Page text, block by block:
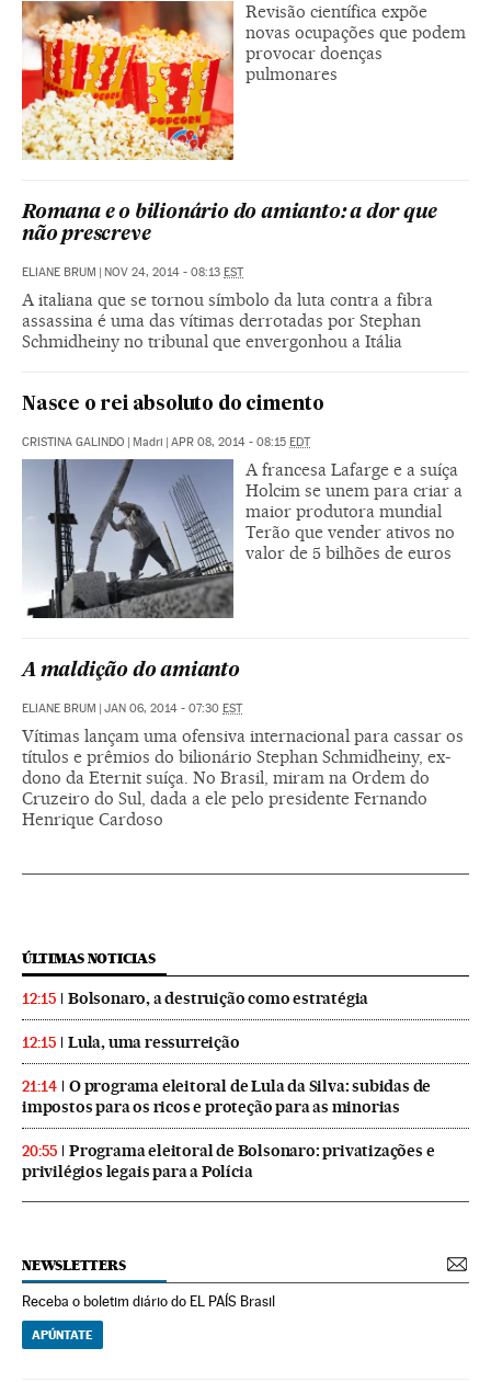
Revisão científica expõe
novas ocupações que podem
provocar doenças
pulmonares
Romana e o bilionário do amianto: a dor que
não prescreve
ELIANE BRUM NOV 24, 2014 - 08:13 EST
A italiana que se tornou símbolo da luta contra a fibra
assassina é uma das vítimas derrotadas por Stephan
Schmidheiny no tribunal que envergonhou a Itália
Nasce o rei absoluto do cimento
CRISTINA GALINDO Madri APR 08, 2014 - 08:15 EDT
A francesa Lafarge e a suíça
Holcim se unem para criar a
maior produtora mundial
Terão que vender ativos no
valor de 5 bilhões de euros
A maldição do amianto
ELIANE BRUM JAN 06, 2014 - 07:30 EST
Vítimas lançam uma ofensiva internacional para cassar os
títulos e prêmios do bilionário Stephan Schmidheiny, ex-
dono da Eternit suíça. No Brasil, miram na Ordem do
Cruzeiro do Sul, dada a ele pelo presidente Fernando
Henrique Cardoso
ÚLTIMAS NOTICIAS
12:15 Bolsonaro, a destruição como estratégia
12:15 Lula, uma ressurreição
21:14
O programa eleitoral de Lula da Silva: subidas de
impostos para os ricos e proteção para as minorias
20:55
Programa eleitoral de Bolsonaro: privatizações e
privilégios legais para a Polícia
NEWSLETTERS
Receba o boletim diário do EL PAÍS Brasil
APÚNTATE